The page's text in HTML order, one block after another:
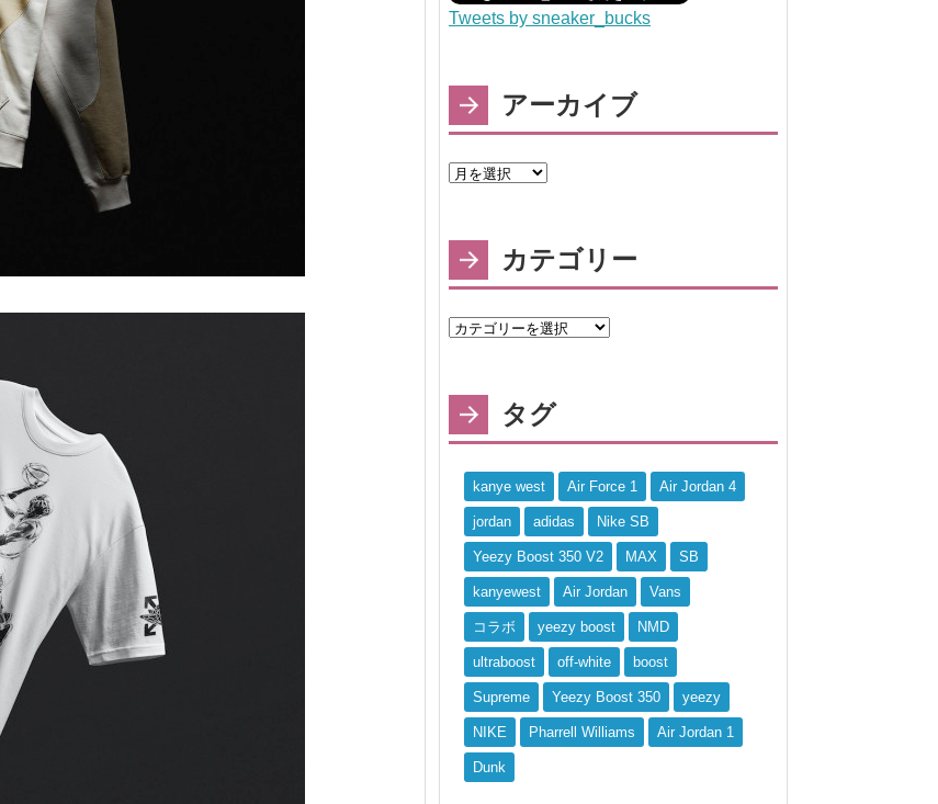
Tweets by sneaker_bucks
アーカイブ
カテゴリー
タグ
kanye west Air Force 1 Air Jordan 4
jordan adidas Nike SB
Yeezy Boost 350 V2 MAX SB
kanyewest Air Jordan Vans
コラボ yeezy boost NMD
ultraboost off-white boost
Supreme Yeezy Boost 350 yeezy
NIKE Pharrell Williams Air Jordan 1
Dunk